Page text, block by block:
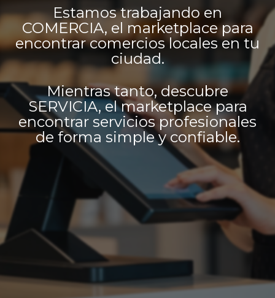
Estamos trabajando en
COMERCIA, el marketplace para
encontrar comercios locales en tu
ciudad.
Mientras tanto, descubre
SERVICIA, el marketplace para
encontrar servicios profesionales
de forma simple y confiable.